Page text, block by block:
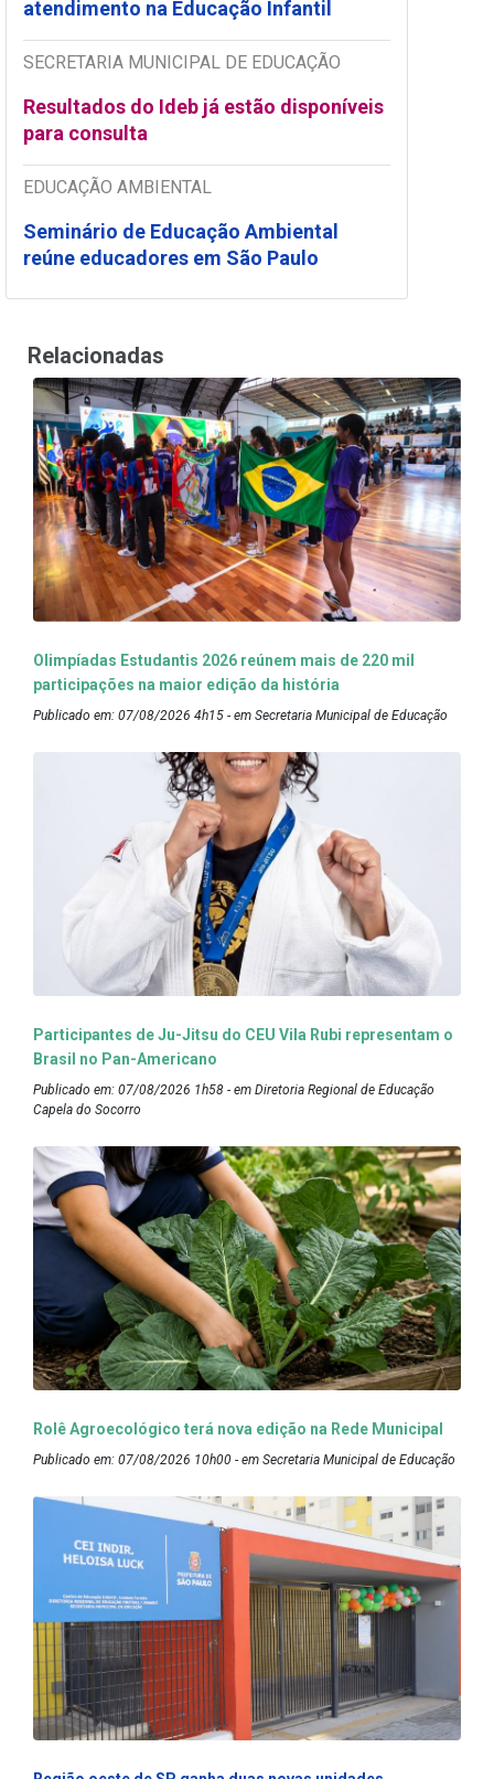
atendimento na Educação Infantil
SECRETARIA MUNICIPAL DE EDUCAÇÃO
Resultados do Ideb já estão disponíveis
para consulta
EDUCAÇÃO AMBIENTAL
Seminário de Educação Ambiental
reúne educadores em São Paulo
Relacionadas
Olimpíadas Estudantis 2026 reúnem mais de 220 mil
participações na maior edição da história
Publicado em: 07/08/2026 4h15 - em Secretaria Municipal de Educação
Participantes de Ju-Jitsu do CEU Vila Rubi representam o
Brasil no Pan-Americano
Publicado em: 07/08/2026 1h58 - em Diretoria Regional de Educação
Capela do Socorro
Rolê Agroecológico terá nova edição na Rede Municipal
Publicado em: 07/08/2026 10h00 - em Secretaria Municipal de Educação